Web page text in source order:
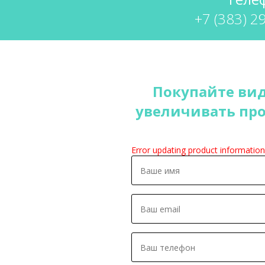
+7 (383)
Покупайте
увеличивать
Error updating product